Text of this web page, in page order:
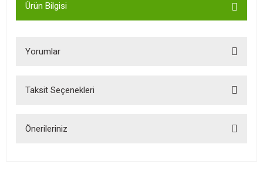
Ürün Bilgisi
Yorumlar
Taksit Seçenekleri
Önerileriniz